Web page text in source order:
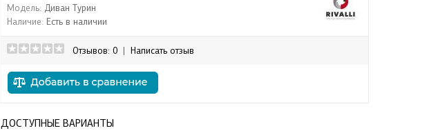
Модель: Диван Турин
Наличие: Есть в наличии
Отзывов: 0 Написать отзыв
ДОСТУПНЫЕ ВАРИАНТЫ